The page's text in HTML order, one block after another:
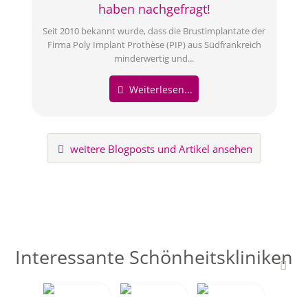
haben nachgefragt!
Seit 2010 bekannt wurde, dass die Brustimplantate der
Firma Poly Implant Prothèse (PIP) aus Südfrankreich
minderwertig und...
Weiterlesen...
weitere Blogposts und Artikel ansehen
Interessante Schönheitskliniken